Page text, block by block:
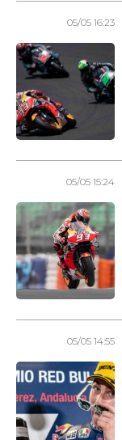
05/05 16:23
05/05 15:24
05/05 14:55